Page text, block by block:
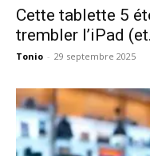
Cette tablette 5
trembler l’iPad
Tonio - 29 septembre 2025